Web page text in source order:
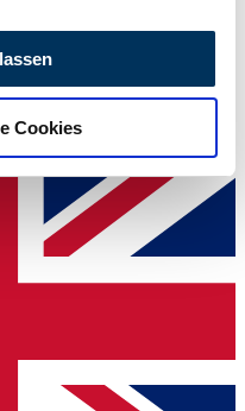
Informationen zu Ihrer
unsere Partner für
weiter. Unsere
möglicherweise mit
ihnen bereitgestellt
Nutzung der Dienste
Cookies